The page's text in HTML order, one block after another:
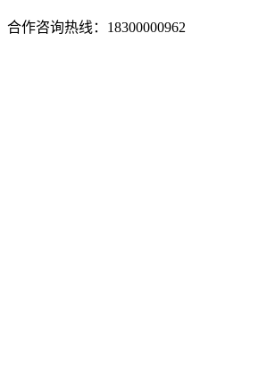
合作咨询热线： 18300000962